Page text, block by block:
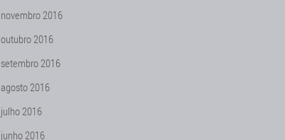
novembro 2016
outubro 2016
setembro 2016
agosto 2016
julho 2016
junho 2016